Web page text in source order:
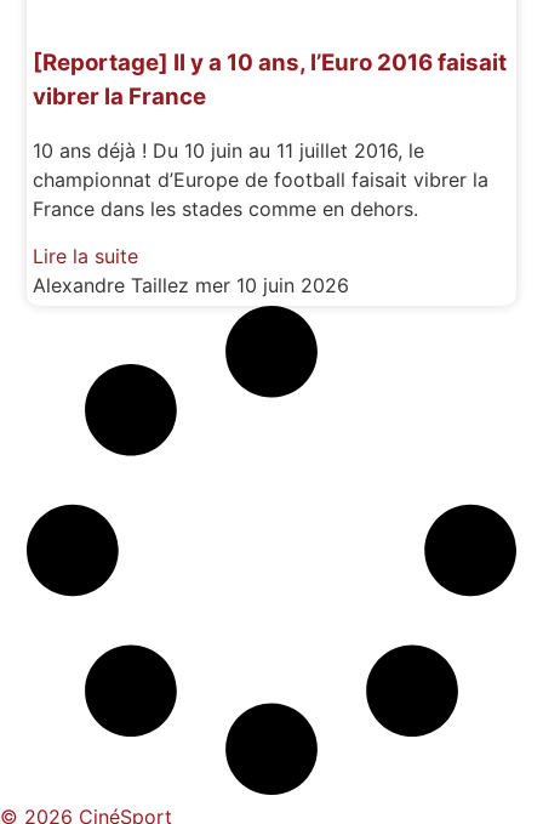
[Reportage] Il y a 10 ans, l’Euro 2016 faisait
vibrer la France
10 ans déjà ! Du 10 juin au 11 juillet 2016, le
championnat d’Europe de football faisait vibrer la
France dans les stades comme en dehors.
Lire la suite
Alexandre Taillez mer 10 juin 2026
© 2026 CinéSport